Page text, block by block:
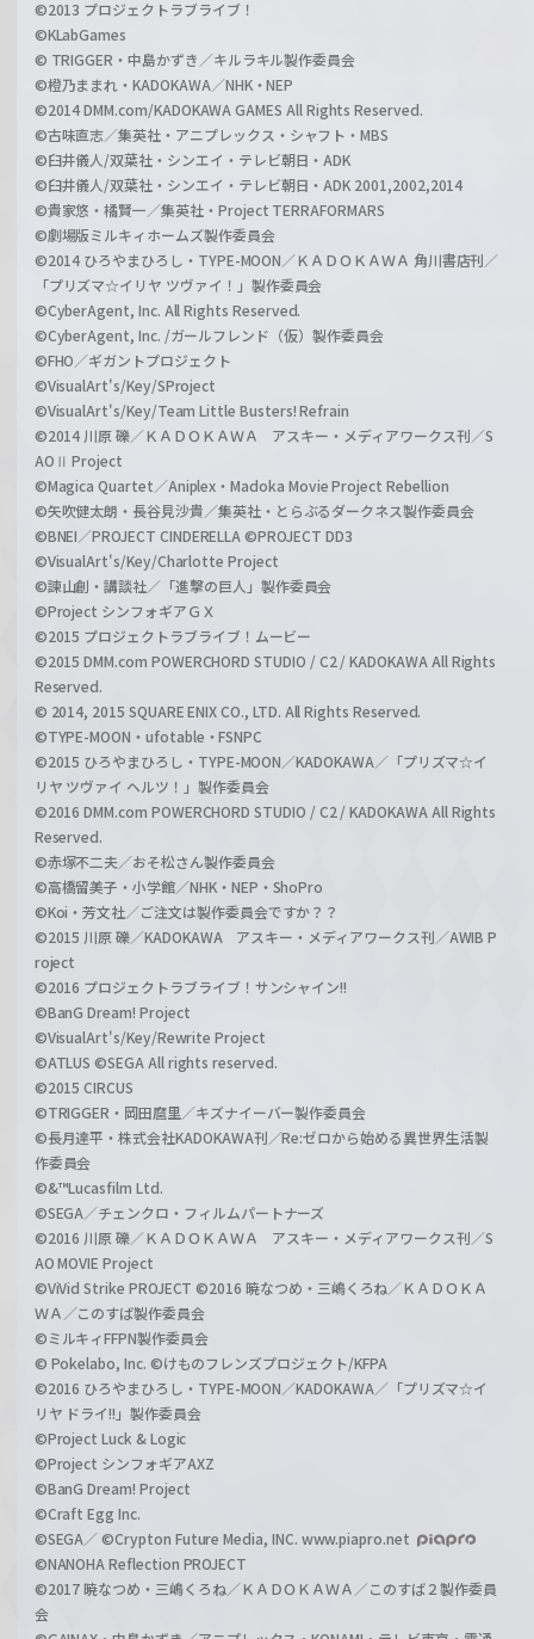
©2013 プロジェクトラブライブ！
©KLabGames
© TRIGGER・中島かずき／キルラキル製作委員会
©橙乃ままれ・KADOKAWA／NHK・NEP
©2014 DMM.com/KADOKAWA GAMES All Rights Reserved.
©古味直志／集英社・アニプレックス・シャフト・MBS
©臼井儀人/双葉社・シンエイ・テレビ朝日・ADK
©臼井儀人/双葉社・シンエイ・テレビ朝日・ADK 2001,2002,2014
©貴家悠・橘賢一／集英社・Project TERRAFORMARS
©劇場版ミルキィホームズ製作委員会
©2014 ひろやまひろし・TYPE-MOON／ＫＡＤＯＫＡＷＡ 角川書店刊／
「プリズマ☆イリヤ ツヴァイ！」製作委員会
©CyberAgent, Inc. All Rights Reserved.
©CyberAgent, Inc. /ガールフレンド（仮）製作委員会
©FHO／ギガントプロジェクト
©VisualArt's/Key/SProject
©VisualArt's/Key/Team Little Busters! Refrain
©2014 川原 礫／ＫＡＤＯＫＡＷＡ アスキー・メディアワークス刊／S
AOⅡ Project
©Magica Quartet／Aniplex・Madoka Movie Project Rebellion
©矢吹健太朗・長谷見沙貴／集英社・とらぶるダークネス製作委員会
©BNEI／PROJECT CINDERELLA ©PROJECT DD3
©VisualArt's/Key/Charlotte Project
©諫山創・講談社／「進撃の巨人」製作委員会
©Project シンフォギアＧＸ
©2015 プロジェクトラブライブ！ムービー
©2015 DMM.com POWERCHORD STUDIO / C2 / KADOKAWA All Rights
Reserved.
© 2014, 2015 SQUARE ENIX CO., LTD. All Rights Reserved.
©TYPE-MOON・ufotable・FSNPC
©2015 ひろやまひろし・TYPE-MOON／KADOKAWA／「プリズマ☆イ
リヤ ツヴァイ ヘルツ！」製作委員会
©2016 DMM.com POWERCHORD STUDIO / C2 / KADOKAWA All Rights
Reserved.
©赤塚不二夫／おそ松さん製作委員会
©高橋留美子・小学館／NHK・NEP・ShoPro
©Koi・芳文社／ご注文は製作委員会ですか？？
©2015 川原 礫／KADOKAWA アスキー・メディアワークス刊／AWIB P
roject
©2016 プロジェクトラブライブ！サンシャイン!!
©BanG Dream! Project
©VisualArt's/Key/Rewrite Project
©ATLUS ©SEGA All rights reserved.
©2015 CIRCUS
©TRIGGER・岡田麿里／キズナイーバー製作委員会
©長月達平・株式会社KADOKAWA刊／Re:ゼロから始める異世界生活製
作委員会
©&™Lucasfilm Ltd.
©SEGA／チェンクロ・フィルムパートナーズ
©2016 川原 礫／ＫＡＤＯＫＡＷＡ アスキー・メディアワークス刊／S
AO MOVIE Project
©ViVid Strike PROJECT ©2016 暁なつめ・三嶋くろね／ＫＡＤＯＫＡ
ＷＡ／このすば製作委員会
©ミルキィFFPN製作委員会
© Pokelabo, Inc. ©けものフレンズプロジェクト/KFPA
©2016 ひろやまひろし・TYPE-MOON／KADOKAWA／「プリズマ☆イ
リヤ ドライ!!」製作委員会
©Project Luck & Logic
©Project シンフォギアAXZ
©BanG Dream! Project
©Craft Egg Inc.
©SEGA／ ©Crypton Future Media, INC. www.piapro.net
©NANOHA Reflection PROJECT
©2017 暁なつめ・三嶋くろね／ＫＡＤＯＫＡＷＡ／このすば２製作委員
会